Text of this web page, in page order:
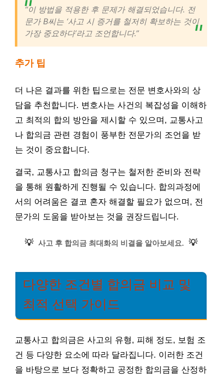
“이 방법을 적용한 후 문제가 해결되었습니다. 전
문가 B씨는 ‘사고 시 증거를 철저히 확보하는 것이
가장 중요하다’라고 조언합니다.”
추가 팁
더 나은 결과를 위한 팁으로는 전문 변호사와의 상
담을 추천합니다. 변호사는 사건의 복잡성을 이해하
고 최적의 합의 방안을 제시할 수 있으며, 교통사고
나 합의금 관련 경험이 풍부한 전문가의 조언을 받
는 것이 중요합니다.
결국, 교통사고 합의금 청구는 철저한 준비와 전략
을 통해 원활하게 진행될 수 있습니다. 합의과정에
서의 어려움은 결코 혼자 해결할 필요가 없으며, 전
문가의 도움을 받아보는 것을 권장드립니다.
💡 사고 후 합의금 최대화의 비결을 알아보세요. 💡
다양한 조건별 합의금 비교 및
최적 선택 가이드
교통사고 합의금은 사고의 유형, 피해 정도, 보험 조
건 등 다양한 요소에 따라 달라집니다. 이러한 조건
을 바탕으로 보다 정확하고 공정한 합의금을 산정하